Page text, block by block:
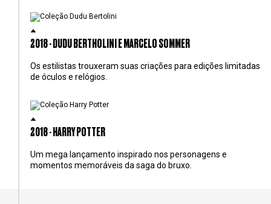
2018 - DUDU BERTHOLINI E MARCELO SOMMER
Os estilistas trouxeram suas criações para edições limitadas
de óculos e relógios.
2018 - HARRY POTTER
Um mega lançamento inspirado nos personagens e
momentos memoráveis da saga do bruxo.